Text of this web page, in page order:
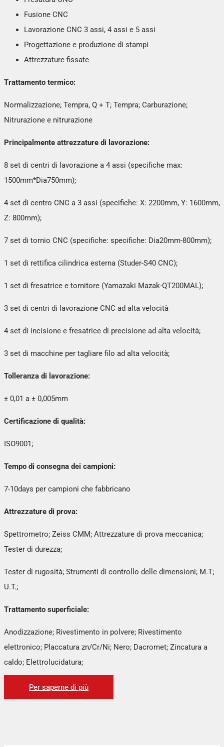
Fusione CNC
Lavorazione CNC 3 assi, 4 assi e 5 assi
Progettazione e produzione di stampi
Attrezzature fissate
Trattamento termico:
Normalizzazione; Tempra, Q + T; Tempra; Carburazione;
Nitrurazione e nitrurazione
Principalmente attrezzature di lavorazione:
8 set di centri di lavorazione a 4 assi (specifiche max:
1500mm*Dia750mm);
4 set di centro CNC a 3 assi (specifiche: X: 2200mm, Y: 1600mm,
Z: 800mm);
7 set di tornio CNC (specifiche: specifiche: Dia20mm-800mm);
1 set di rettifica cilindrica esterna (Studer-S40 CNC);
1 set di fresatrice e tornitore (Yamazaki Mazak-QT200MAL);
3 set di centri di lavorazione CNC ad alta velocità
4 set di incisione e fresatrice di precisione ad alta velocità;
3 set di macchine per tagliare filo ad alta velocità;
Tolleranza di lavorazione:
± 0,01 a ± 0,005mm
Certificazione di qualità:
ISO9001;
Tempo di consegna dei campioni:
7-10days per campioni che fabbricano
Attrezzature di prova:
Spettrometro; Zeiss CMM; Attrezzature di prova meccanica;
Tester di durezza;
Tester di rugosità; Strumenti di controllo delle dimensioni; M.T;
U.T.;
Trattamento superficiale:
Anodizzazione; Rivestimento in polvere; Rivestimento
elettronico; Placcatura zn/Cr/Ni; Nero; Dacromet; Zincatura a
caldo; Elettrolucidatura;
Per saperne di più